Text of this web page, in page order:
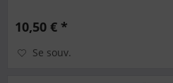
10,50 € *
Se souv.